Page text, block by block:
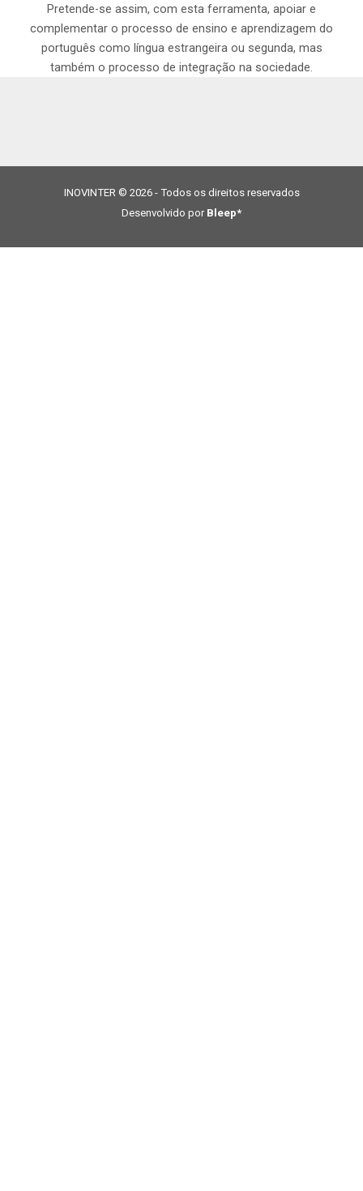
Pretende-se assim, com esta ferramenta, apoiar e
complementar o processo de ensino e aprendizagem do
português como língua estrangeira ou segunda, mas
também o processo de integração na sociedade.
INOVINTER © 2026 - Todos os direitos reservados
Desenvolvido por Bleep*